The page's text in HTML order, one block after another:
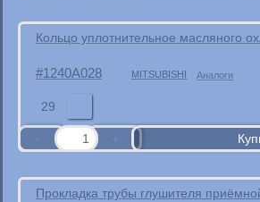
Кольцо уплотнительное масляного
1240A028 MITSUBISHI Аналоги
29
Прокладка трубы глушителя